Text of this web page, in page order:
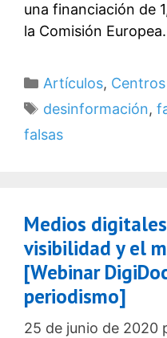
una financiación de
la Comisión Europea.
Categorías
Artículos,
Etiquetas
desinformación,
falsas
Medios
visibilidad y el
[Webinar
periodismo]
25 de junio de 2020